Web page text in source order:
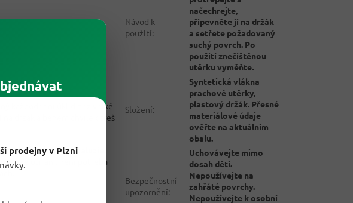
prodejny v Plzni
každodenní úklid bez velké
na držák a během chvíle otřeš
rámy obrazů, žaluzie,
o suché utírání, není potřeba
Návod k
použití:
načechrejte,
připevněte ji na držák
a setřete požadovaný
suchý povrch. Po
použití znečištěnou
utěrku vyměňte.
Složení:
Syntetická vlákna
prachové utěrky,
plastový držák. Přesné
materiálové údaje
ověřte na aktuálním
obalu.
Bezpečnostní
upozornění:
Uchovávejte mimo
dosah dětí.
Nepoužívejte na
zahřáté povrchy.
Nepoužívejte k osobní